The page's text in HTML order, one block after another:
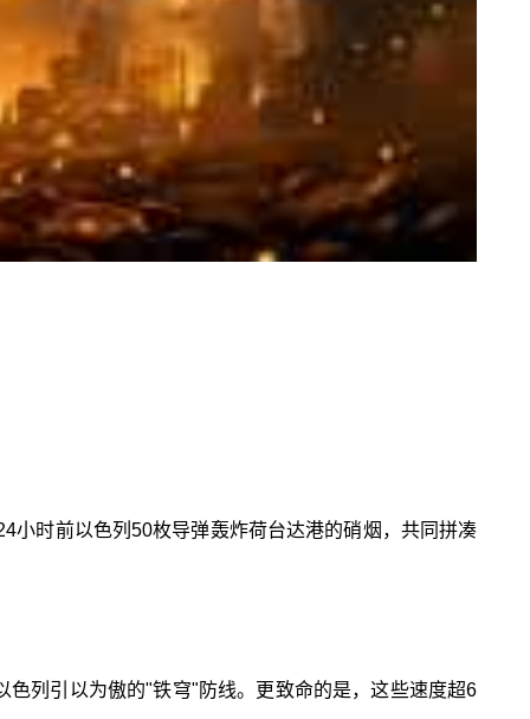
小时前以色列50枚导弹轰炸荷台达港的硝烟，共同拼凑
列引以为傲的"铁穹"防线。更致命的是，这些速度超6